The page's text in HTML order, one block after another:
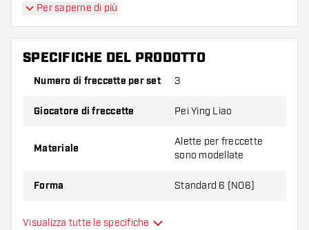
Shape I voli hanno una lunga durata. Queste alette
possono essere utilizzate solo con astine Cosmo Fit.
Suggerimento di Dartshopper!
Assicuratevi di avere a portata di mano un gran
Provate una forma, un materiale o uno
variante vi si addice di più!
Per saperne di più
SPECIFICHE DEL PRODOTTO
Numero di freccette per set 3
Giocatore di freccette Pei Ying Liao
Materiale
Alette per freccette
sono modellate
Forma Standard 6 (NO6)
Tipo
Visualizza tutte le specifiche